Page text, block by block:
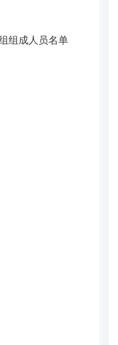
组成人员名单